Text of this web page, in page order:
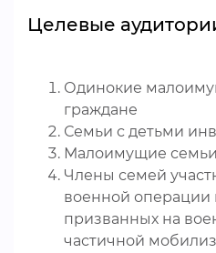
Целевые
Одинокие
граждане
Семьи с детьми
Малоимущие семьи
Члены семей
военной операции
призванных на
частичной